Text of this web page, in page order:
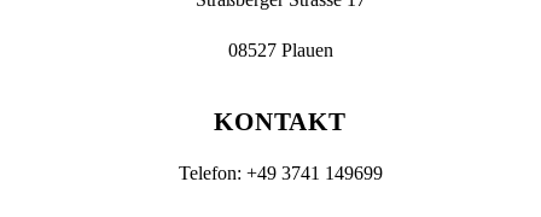
08527 Plauen
KONTAKT
Telefon: +49 3741 149699